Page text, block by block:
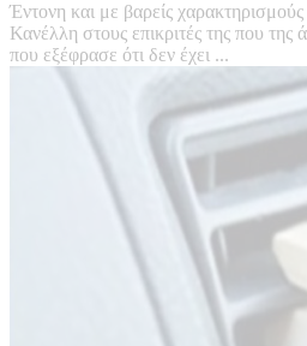
Έντονη και με βαρείς
Κανέλλη στους επικριτές της που της
που εξέφρασε ότι δεν έχει ...